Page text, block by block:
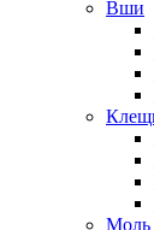
Вши
Моль